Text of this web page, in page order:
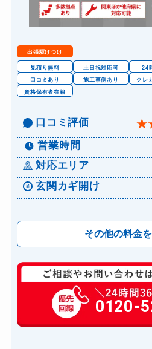
出張駆けつけ
見積り無料 土日祝対応可 24
口コミあり
施工事例あり クレ
資格保有者在籍
口コミ評価 ★
営業時間
対応エリア
玄関カギ開け
その他の料金
玄関カギ修理
玄関カギ交換
車カギ開け
0120-